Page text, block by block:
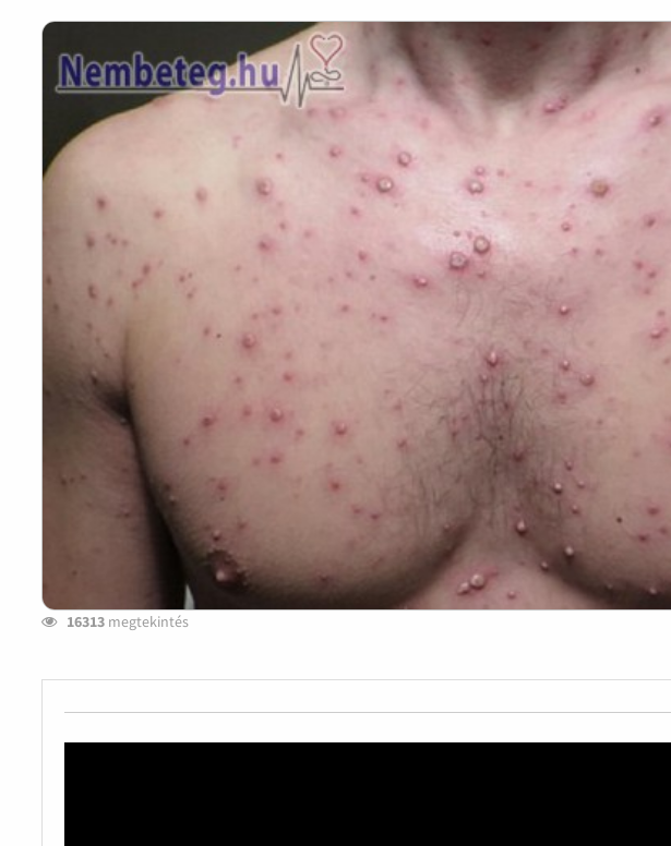
16313 megtekintés